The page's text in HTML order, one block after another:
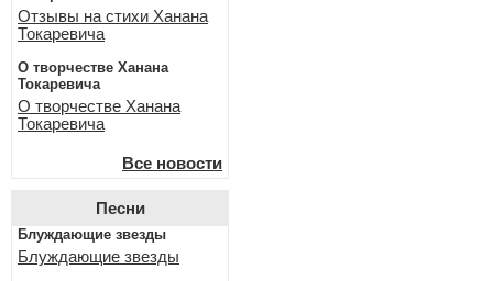
Отзывы на стихи Ханана
Токаревича
О творчестве Ханана
Токаревича
О творчестве Ханана
Токаревича
Все новости
Песни
Блуждающие звезды
Блуждающие звезды